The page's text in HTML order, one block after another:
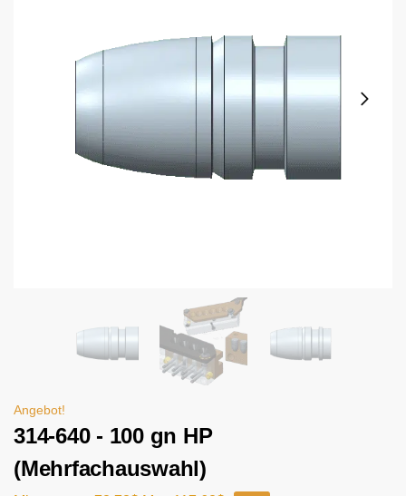
Angebot!
314-640 - 100 gn HP
(Mehrfachauswahl)